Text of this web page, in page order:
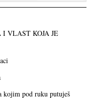
I VLAST KOJA JE
kojim pod ruku putuješ